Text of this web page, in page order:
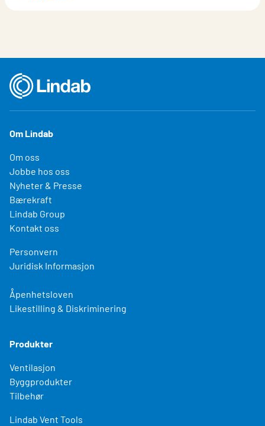
Om Lindab
Om oss
Jobbe hos oss
Nyheter & Presse
Bærekraft
Lindab Group
Kontakt oss
Personvern
Juridisk Informasjon
Åpenhetsloven
Likestilling & Diskriminering
Produkter
Ventilasjon
Byggprodukter
Tilbehør
Lindab Vent Tools